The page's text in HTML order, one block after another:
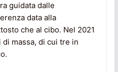
guidata dalle
data alla
che al cibo. Nel 2021
massa, di cui tre in